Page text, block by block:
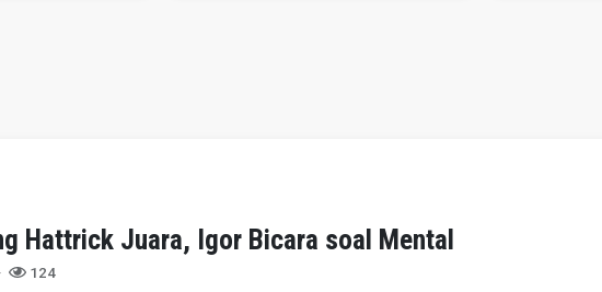
Hattrick Juara, Igor Bicara soal Mental
124